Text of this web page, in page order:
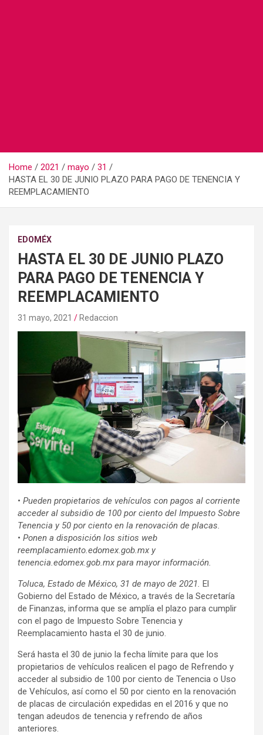
Home 2021 mayo
31
HASTA EL 30 DE JUNIO PLAZO PARA PAGO DE TENENCIA Y
REEMPLACAMIENTO
EDOMÉX
HASTA EL 30 DE JUNIO PLAZO
PARA PAGO DE TENENCIA Y
REEMPLACAMIENTO
31 mayo, 2021 Redaccion
• Pueden propietarios de vehículos con pagos al corriente
acceder al subsidio de 100 por ciento del Impuesto Sobre
Tenencia y 50 por ciento en la renovación de placas.
• Ponen a disposición los sitios web
reemplacamiento.edomex.gob.mx y
tenencia.edomex.gob.mx para mayor información.
Toluca, Estado de México, 31 de mayo de 2021. El
Gobierno del Estado de México, a través de la Secretaría
de Finanzas, informa que se amplía el plazo para cumplir
con el pago de Impuesto Sobre Tenencia y
Reemplacamiento hasta el 30 de junio.
Será hasta el 30 de junio la fecha límite para que los
propietarios de vehículos realicen el pago de Refrendo y
acceder al subsidio de 100 por ciento de Tenencia o Uso
de Vehículos, así como el 50 por ciento en la renovación
de placas de circulación expedidas en el 2016 y que no
tengan adeudos de tenencia y refrendo de años
anteriores.